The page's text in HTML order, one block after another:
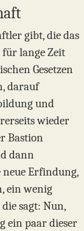
gibt, die das
für lange Zeit
Gesetzen
darauf
und
wieder
Bastion
dann
neue Erfindung,
ein wenig
sagt: Nun,
ein paar dieser